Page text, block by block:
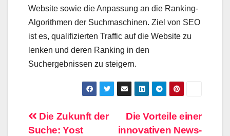
Website sowie die Anpassung an die Ranking-
Algorithmen der Suchmaschinen. Ziel von SEO
ist es, qualifizierten Traffic auf die Website zu
lenken und deren Ranking in den
Suchergebnissen zu steigern.
Beitragsnavigation
Die Vorteile einer
innovativen News-
Die Zukunft der
Suche: Yost